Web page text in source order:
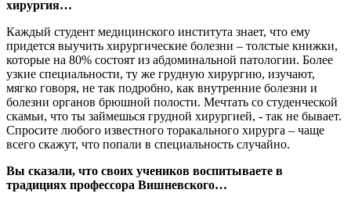
хирургия…
Каждый студент медицинского института знает, что ему
придется выучить хирургические болезни – толстые книжки,
которые на 80% состоят из абдоминальной патологии. Более
узкие специальности, ту же грудную хирургию, изучают,
мягко говоря, не так подробно, как внутренние болезни и
болезни органов брюшной полости. Мечтать со студенческой
скамьи, что ты займешься грудной хирургией, - так не бывает.
Спросите любого известного торакального хирурга – чаще
всего скажут, что попали в специальность случайно.
Вы сказали, что своих учеников воспитываете в
традициях профессора Вишневского…